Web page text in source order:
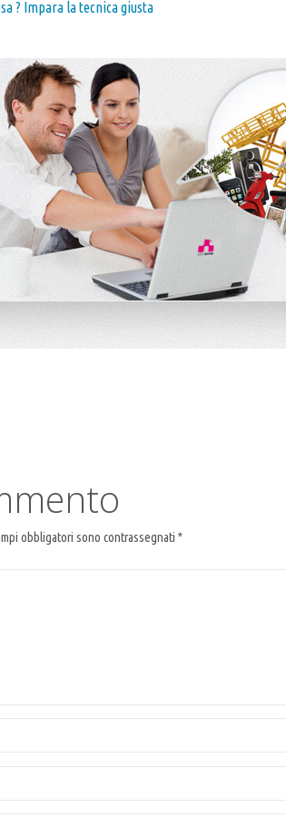
? Impara la tecnica giusta
obbligatori sono contrassegnati*